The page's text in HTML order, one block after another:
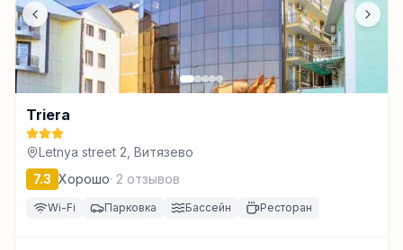
Triera
Letnya street 2, Витязево
7.3 Хорошо· 2 отзывов
Wi-Fi Парковка Бассейн Ресторан